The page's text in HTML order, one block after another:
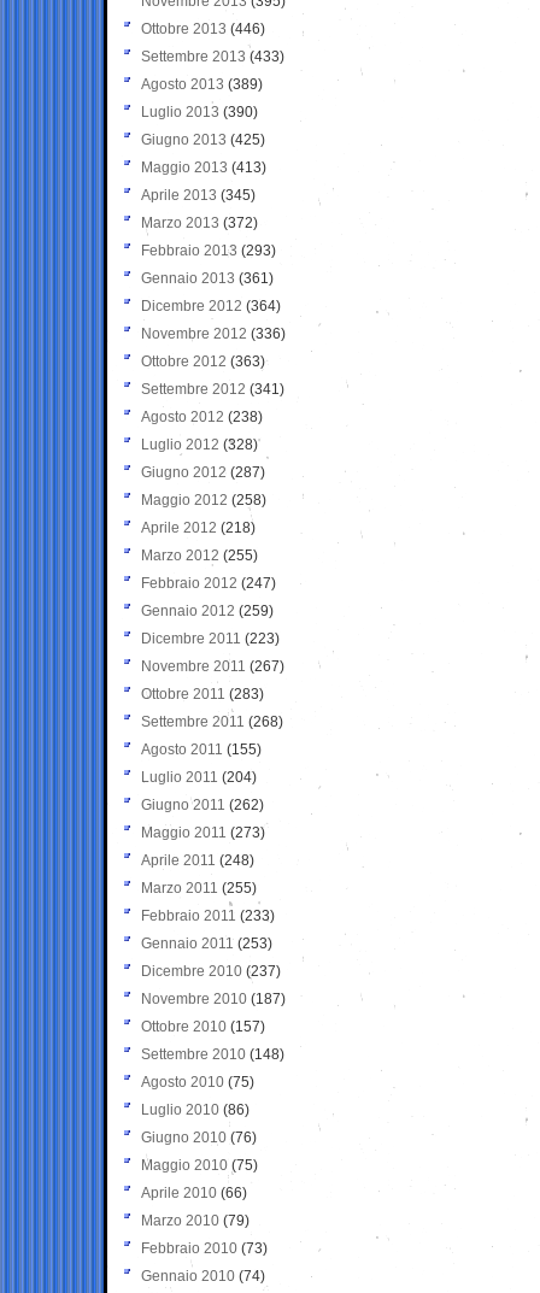
Ottobre 2013 (446)
Settembre 2013 (433)
Agosto 2013 (389)
Luglio 2013 (390)
Giugno 2013 (425)
Maggio 2013 (413)
Aprile 2013 (345)
Marzo 2013 (372)
Febbraio 2013 (293)
Gennaio 2013 (361)
Dicembre 2012 (364)
Novembre 2012 (336)
Ottobre 2012 (363)
Settembre 2012 (341)
Agosto 2012 (238)
Luglio 2012 (328)
Giugno 2012 (287)
Maggio 2012 (258)
Aprile 2012 (218)
Marzo 2012 (255)
Febbraio 2012 (247)
Gennaio 2012 (259)
Dicembre 2011 (223)
Novembre 2011 (267)
Ottobre 2011 (283)
Settembre 2011 (268)
Agosto 2011 (155)
Luglio 2011 (204)
Giugno 2011 (262)
Maggio 2011 (273)
Aprile 2011 (248)
Marzo 2011 (255)
Febbraio 2011 (233)
Gennaio 2011 (253)
Dicembre 2010 (237)
Novembre 2010 (187)
Ottobre 2010 (157)
Settembre 2010 (148)
Agosto 2010 (75)
Luglio 2010 (86)
Giugno 2010 (76)
Maggio 2010 (75)
Aprile 2010 (66)
Marzo 2010 (79)
Febbraio 2010 (73)
Gennaio 2010 (74)